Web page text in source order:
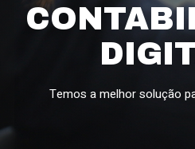
Temos a melhor solução